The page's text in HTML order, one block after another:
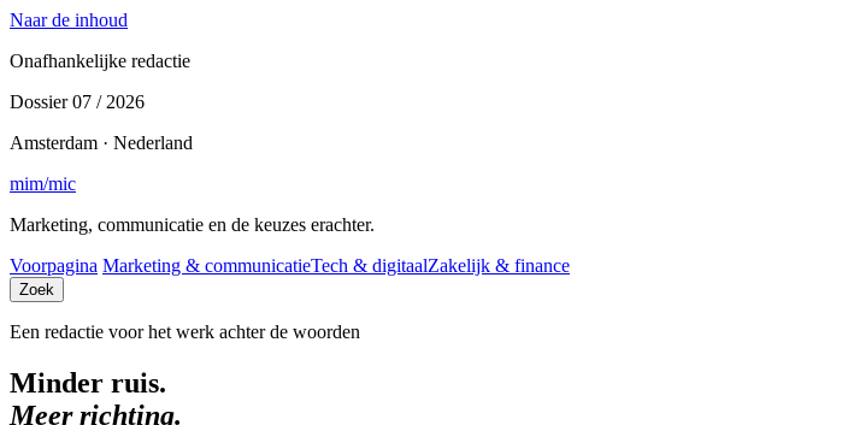
Naar de inhoud
Onafhankelijke redactie
Dossier 07 / 2026
Amsterdam · Nederland
mim/mic
Marketing, communicatie en de keuzes erachter.
Voorpagina Marketing & communicatieTech & digitaalZakelijk & finance
Zoek
Een redactie voor het werk achter de woorden
Minder ruis.
Meer richting.